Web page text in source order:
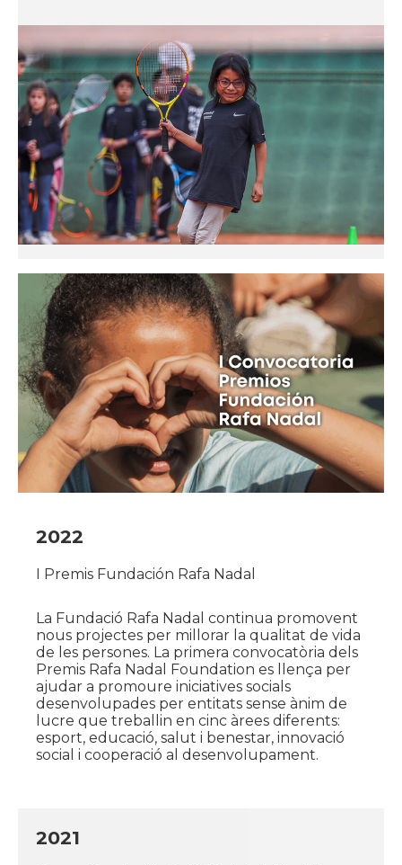
2022
I Premis Fundación Rafa Nadal
La Fundació Rafa Nadal continua promovent
nous projectes per millorar la qualitat de vida
de les persones. La primera convocatòria dels
Premis Rafa Nadal Foundation es llença per
ajudar a promoure iniciatives socials
desenvolupades per entitats sense ànim de
lucre que treballin en cinc àrees diferents:
esport, educació, salut i benestar, innovació
social i cooperació al desenvolupament.
2021